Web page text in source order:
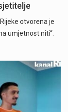
otvorena je
umjetnost niti“.